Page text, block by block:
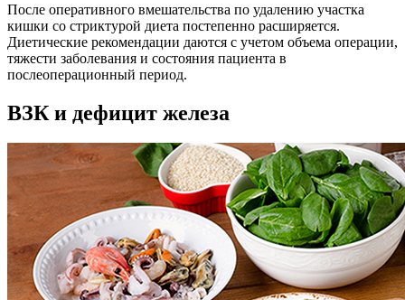
После оперативного вмешательства по удалению участка
кишки со стриктурой диета постепенно расширяется.
Диетические рекомендации даются с учетом объема операции,
тяжести заболевания и состояния пациента в
послеоперационный период.
ВЗК и дефицит железа